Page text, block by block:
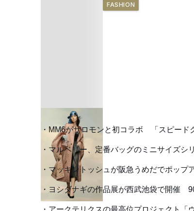
FASHION
MM6がサロモンと初コラボ 「スピード
マルベリー、定番バッグのミニサイズシ
マッキントッシュが阪急うめだでポップ
ヨシダナギの作品展が西武池袋で開催
アークテリクスの最高位プロジェクト「